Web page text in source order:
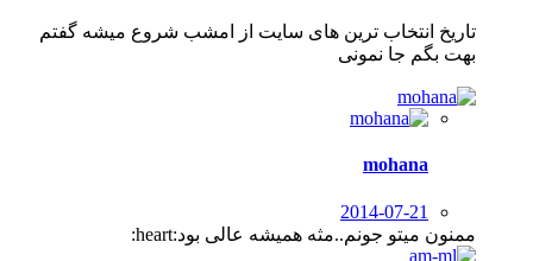
تاریخ انتخاب ترین های سایت از امشب شروع میشه گفتم
بهت بگم جا نمونی
mohana
2014-07-21
ممنون میتو جونم..مثه همیشه عالی بود:heart: